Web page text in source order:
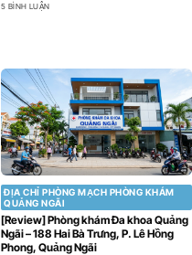
5 BÌNH LUẬN
ĐỊA CHỈ PHÒNG MẠCH PHÒNG KHÁM
QUẢNG NGÃI
[Review] Phòng khám Đa khoa Quảng
Ngãi – 188 Hai Bà Trưng, P. Lê Hồng
Phong, Quảng Ngãi